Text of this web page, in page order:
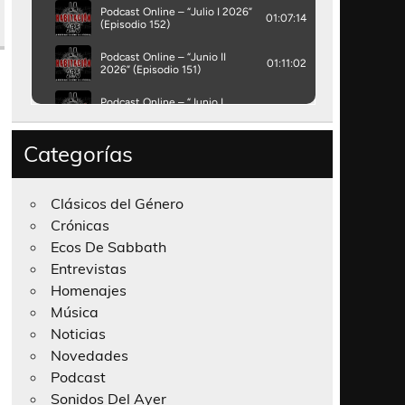
Categorías
Clásicos del Género
Crónicas
Ecos De Sabbath
Entrevistas
Homenajes
Música
Noticias
Novedades
Podcast
Sonidos Del Ayer